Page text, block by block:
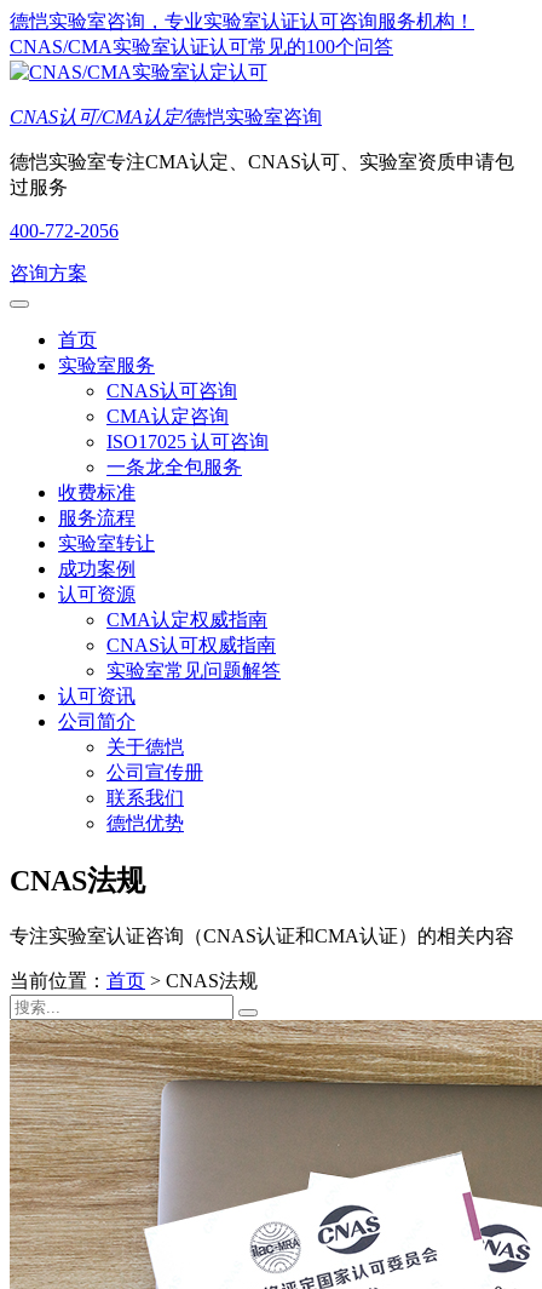
德恺实验室咨询，专业实验室认证认可咨询服务机构！
CNAS/CMA实验室认证认可常见的100个问答
CNAS认可/CMA认定/德恺实验室咨询
德恺实验室专注CMA认定、CNAS认可、实验室资质申请包
过服务
400-772-2056
咨询方案
首页
实验室服务
CNAS认可咨询
CMA认定咨询
ISO17025 认可咨询
一条龙全包服务
收费标准
服务流程
实验室转让
成功案例
认可资源
CMA认定权威指南
CNAS认可权威指南
实验室常见问题解答
认可资讯
公司简介
关于德恺
公司宣传册
联系我们
德恺优势
CNAS法规
专注实验室认证咨询（CNAS认证和CMA认证）的相关内容
当前位置： 首页 > CNAS法规